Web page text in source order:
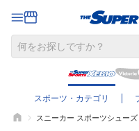
スポーツ・カテゴリ
スニーカー スポーツシュー